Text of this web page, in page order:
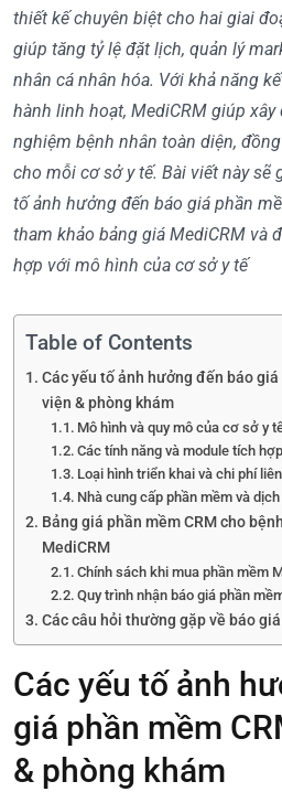
thiết kế chuyên biệt cho hai giai
giúp tăng tỷ lệ đặt lịch, quản lý
nhân cá nhân hóa. Với khả năng
hành linh hoạt, MediCRM giúp
nghiệm bệnh nhân toàn diện,
cho mỗi cơ sở y tế. Bài viết này sẽ
tố ảnh hưởng đến báo giá phần
tham khảo bảng giá MediCRM và
hợp với mô hình của cơ sở y tế
Table of Contents
Các yếu tố ảnh hưởng đến báo
viện & phòng khám
Mô hình và quy mô của cơ sở y
Các tính năng và module tích hợp
Loại hình triển khai và chi phí
Nhà cung cấp phần mềm và
Bảng giá phần mềm CRM cho
MediCRM
Chính sách khi mua phần mềm
Quy trình nhận báo giá phần
Các câu hỏi thường gặp về báo
Các yếu tố ảnh
giá phần mềm
& phòng khám